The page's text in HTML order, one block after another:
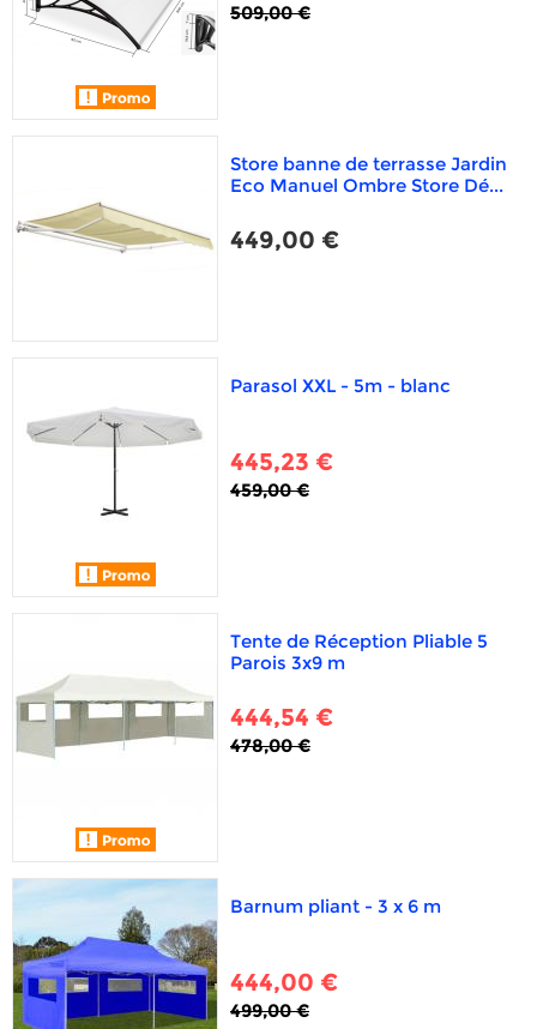
509,00 €
Store banne de terrasse Jardin
Eco Manuel Ombre Store Dé...
449,00 €
Parasol XXL - 5m - blanc
445,23 €
459,00 €
Tente de Réception Pliable 5
Parois 3x9 m
444,54 €
478,00 €
Barnum pliant - 3 x 6 m
444,00 €
499,00 €